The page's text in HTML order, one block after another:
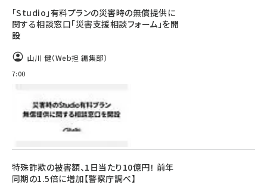
「Studio」有料プランの災害時の無償提供に
関する相談窓口「災害支援相談フォーム」を開
設
山川 健（Web担 編集部）
7:00
特殊詐欺の被害額、1日当たり10億円！ 前年
同期の1.5倍に増加【警察庁調べ】